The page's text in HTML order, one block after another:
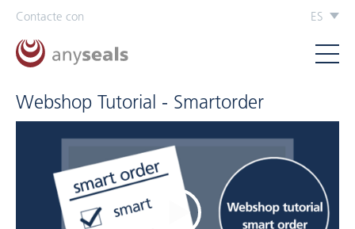
Contacte con ES
Webshop Tutorial - Smartorder